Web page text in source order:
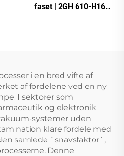
faset | 2GH 610-H16
i en bred vifte af
af fordelene ved en ny
I sektorer som
og elektronik
systemer uden
klare fordele med
samlede `snavsfaktor`,
Denne